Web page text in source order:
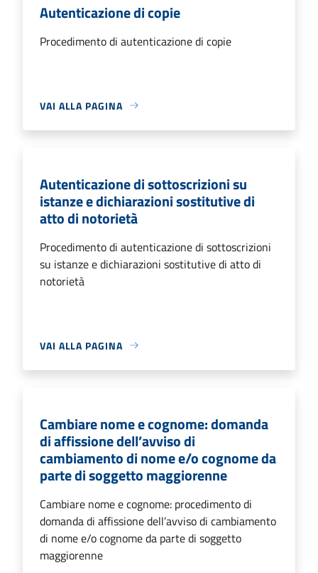
Autenticazione di copie
Procedimento di autenticazione di copie
VAI ALLA PAGINA
Autenticazione di sottoscrizioni su
istanze e dichiarazioni sostitutive di
atto di notorietà
Procedimento di autenticazione di sottoscrizioni
su istanze e dichiarazioni sostitutive di atto di
notorietà
VAI ALLA PAGINA
Cambiare nome e cognome: domanda
di affissione dell’avviso di
cambiamento di nome e/o cognome da
parte di soggetto maggiorenne
Cambiare nome e cognome: procedimento di
domanda di affissione dell’avviso di cambiamento
di nome e/o cognome da parte di soggetto
maggiorenne